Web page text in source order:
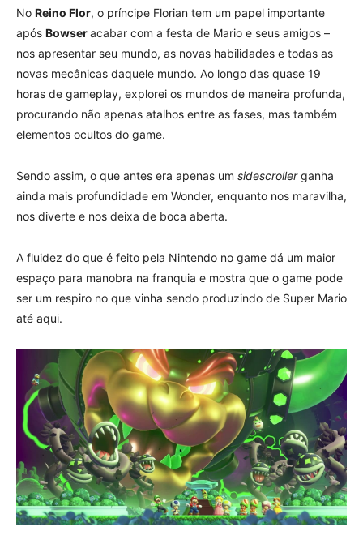
No Reino Flor, o príncipe Florian tem um papel importante
após Bowseracabar com a festa de Mario e seus amigos –
nos apresentar seu mundo, as novas habilidades e todas as
novas mecânicas daquele mundo. Ao longo das quase 19
horas de gameplay, explorei os mundos de maneira profunda,
procurando não apenas atalhos entre as fases, mas também
elementos ocultos do game.
Sendo assim, o que antes era apenas um sidescrollerganha
ainda mais profundidade em Wonder, enquanto nos maravilha,
nos diverte e nos deixa de boca aberta.
A fluidez do que é feito pela Nintendo no game dá um maior
espaço para manobra na franquia e mostra que o game pode
ser um respiro no que vinha sendo produzindo de Super Mario
até aqui.